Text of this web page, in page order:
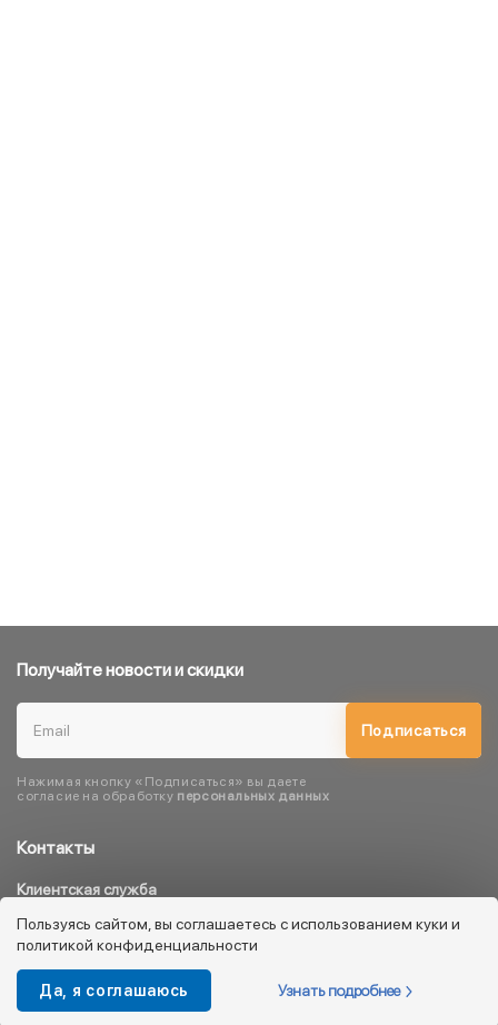
Контакты
Клиентская служба
8 800 333 08 45
info@kotofey.ru
Магазины в Москва (50)
Получайте новости и скидки
Подписаться
Нажимая кнопку «Подписаться» вы даете
согласие на обработку персональных данных
Пользуясь сайтом, вы соглашаетесь с использованием куки и
политикой конфиденциальности
Да, я соглашаюсь Узнать подробнее